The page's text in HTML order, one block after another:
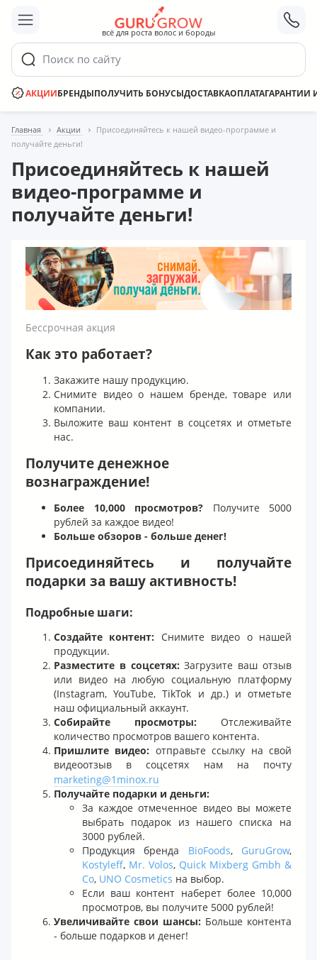
всё для роста волос и бороды
Поиск по сайту
АКЦИИБРЕНДЫПОЛУЧИТЬ БОНУСЫДОСТАВКАОПЛАТАГАРАНТИИ
Главная Акции
Присоединяйтесь к нашей видео-программе и
получайте деньги!
Присоединяйтесь к нашей
видео-программе и
получайте деньги!
Бессрочная акция
Как это работает?
Закажите нашу продукцию.
Снимите видео о нашем бренде, товаре или
компании.
Выложите ваш контент в соцсетях и отметьте
нас.
Получите денежное
вознаграждение!
Более 10,000 просмотров? Получите 5000
рублей за каждое видео!
Больше обзоров - больше денег!
Присоединяйтесь и получайте
подарки за вашу активность!
Подробные шаги:
Создайте контент: Снимите видео о нашей
продукции.
Разместите в соцсетях: Загрузите ваш отзыв
или видео на любую социальную платформу
(Instagram, YouTube, TikTok и др.) и отметьте
наш официальный аккаунт.
Собирайте просмотры: Отслеживайте
количество просмотров вашего контента.
Пришлите видео: отправьте ссылку на свой
видеоотзыв в соцсетях нам на почту
marketing@1minox.ru
Получайте подарки и деньги:
За каждое отмеченное видео вы можете
выбрать подарок из нашего списка на
3000 рублей.
Продукция бренда BioFoods, GuruGrow,
Kostyleff, Mr. Volos, Quick Mixberg Gmbh &
Co, UNO Cosmetics на выбор.
Если ваш контент наберет более 10,000
просмотров, вы получите 5000 рублей!
Увеличивайте свои шансы: Больше контента
- больше подарков и денег!